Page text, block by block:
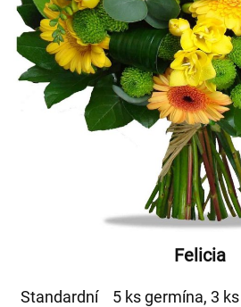
Felicia
Standardní
5 ks germína, 3